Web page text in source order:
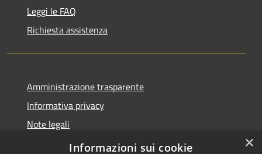
Leggi le FAQ
Richiesta assistenza
Amministrazione trasparente
Informativa privacy
Note legali
Dichiarazione di accessibilità
×
Informazioni sui cookie